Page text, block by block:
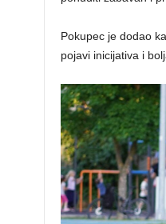
Pokupec je dodao
pojavi inicijativa i